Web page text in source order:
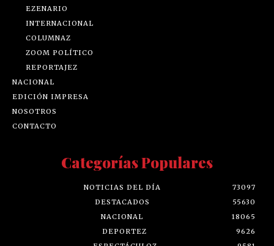
EZENARIO
INTERNACIONAL
COLUMNAZ
ZOOM POLÍTICO
REPORTAJEZ
NACIONAL
EDICIÓN IMPRESA
NOSOTROS
CONTACTO
Categorías Populares
NOTICIAS DEL DÍA
73097
DESTACADOS
55630
NACIONAL
18065
DEPORTEZ
9626